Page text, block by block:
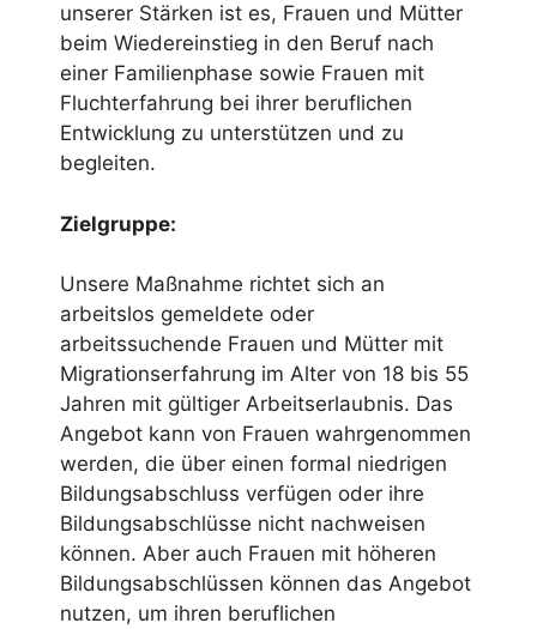
unserer Stärken ist es, Frauen und Mütter
beim Wiedereinstieg in den Beruf nach
einer Familienphase sowie Frauen mit
Fluchterfahrung bei ihrer beruflichen
Entwicklung zu unterstützen und zu
begleiten.
Zielgruppe:
Unsere Maßnahme richtet sich an
arbeitslos gemeldete oder
arbeitssuchende Frauen und Mütter mit
Migrationserfahrung im Alter von 18 bis 55
Jahren mit gültiger Arbeitserlaubnis. Das
Angebot kann von Frauen wahrgenommen
werden, die über einen formal niedrigen
Bildungsabschluss verfügen oder ihre
Bildungsabschlüsse nicht nachweisen
können. Aber auch Frauen mit höheren
Bildungsabschlüssen können das Angebot
nutzen, um ihren beruflichen